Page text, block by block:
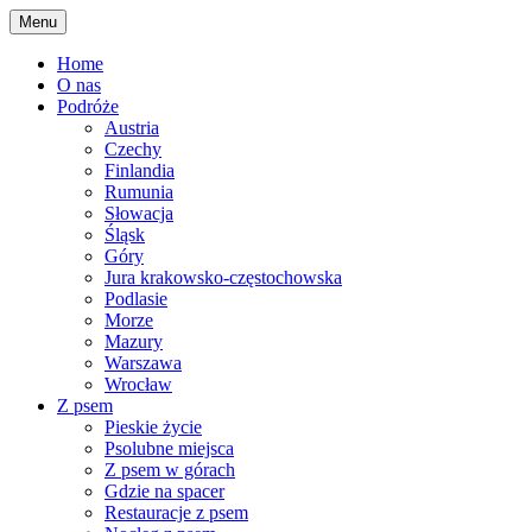
Skip
to
content
Menu
Home
O nas
Podróże
Austria
Czechy
Finlandia
Rumunia
Słowacja
Śląsk
Góry
Jura krakowsko-częstochowska
Podlasie
Morze
Mazury
Warszawa
Wrocław
Z psem
Pieskie życie
Psolubne miejsca
Z psem w górach
Gdzie na spacer
Restauracje z psem